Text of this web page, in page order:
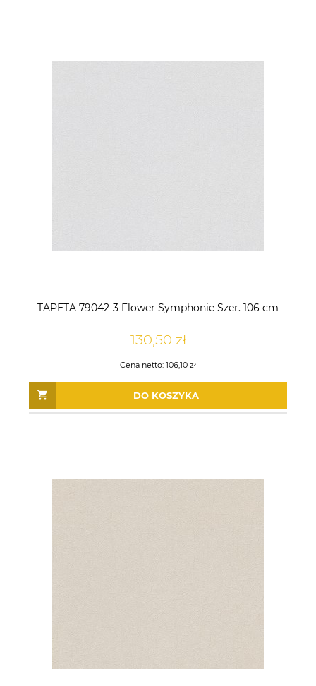
TAPETA 79042-3 Flower Symphonie Szer. 106 cm
130,50 zł
Cena netto: 106,10 zł
DO KOSZYKA